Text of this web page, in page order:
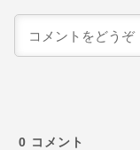
0 コメント